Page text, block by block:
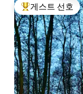
상위 게스트 선호
게스트 선호